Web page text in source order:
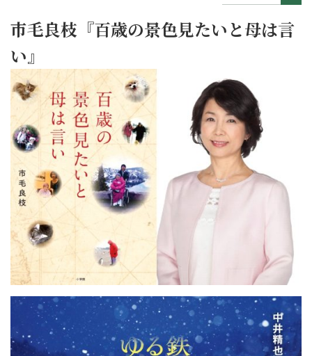
市毛良枝『百歳の景色見たいと母は言
い』